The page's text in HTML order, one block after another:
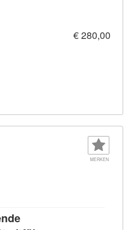
€ 280,00
MERKEN